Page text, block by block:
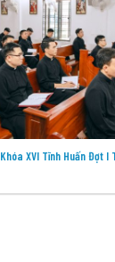
XVI Tĩnh Huấn Đợt I